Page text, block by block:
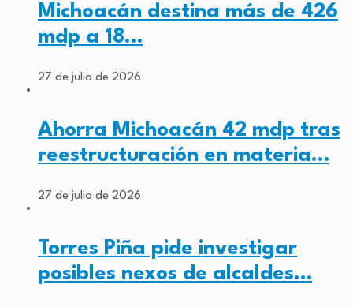
Michoacán destina más de 426
mdp a 18…
27 de julio de 2026
Ahorra Michoacán 42 mdp tras
reestructuración en materia…
27 de julio de 2026
Torres Piña pide investigar
posibles nexos de alcaldes…